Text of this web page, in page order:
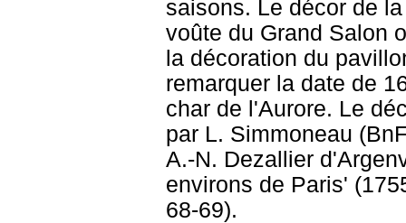
saisons. Le décor de
voûte du Grand Salon
la décoration du
remarquer la date de
char de l'Aurore. Le
par L. Simmoneau
A.-N. Dezallier
environs de Paris'
68-69).